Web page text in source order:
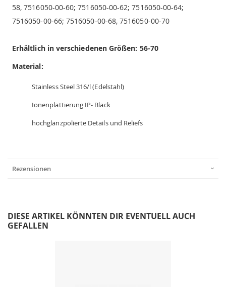
58, 7516050-00-60; 7516050-00-62; 7516050-00-64;
7516050-00-66; 7516050-00-68, 7516050-00-70
Erhältlich in verschiedenen Größen: 56-70
Material:
Stainless Steel 316/l (Edelstahl)
Ionenplattierung IP- Black
hochglanzpolierte Details und Reliefs
Rezensionen
DIESE ARTIKEL KÖNNTEN DIR EVENTUELL AUCH
GEFALLEN